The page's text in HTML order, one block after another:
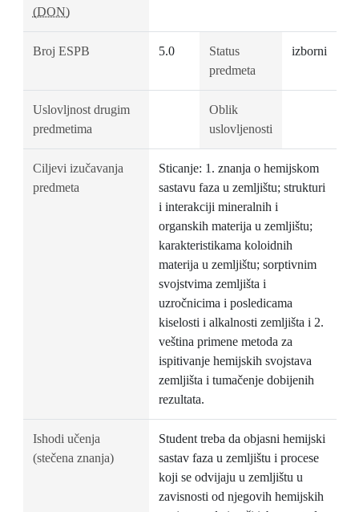
(DON)
Broj ESPB 5.0
Status
predmeta
izborni
Uslovljnost drugim
predmetima
Oblik
uslovljenosti
Ciljevi izučavanja
predmeta
Sticanje: 1. znanja o hemijskom
sastavu faza u zemljištu; strukturi
i interakciji mineralnih i
organskih materija u zemljištu;
karakteristikama koloidnih
materija u zemljištu; sorptivnim
svojstvima zemljišta i
uzročnicima i posledicama
kiselosti i alkalnosti zemljišta i 2.
veština primene metoda za
ispitivanje hemijskih svojstava
zemljišta i tumačenje dobijenih
rezultata.
Ishodi učenja
(stečena znanja)
Student treba da objasni hemijski
sastav faza u zemljištu i procese
koji se odvijaju u zemljištu u
zavisnosti od njegovih hemijskih